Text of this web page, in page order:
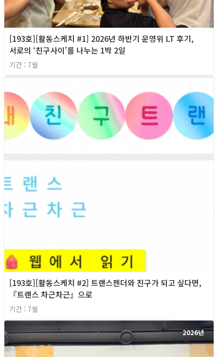
[193호][활동스케치 #1] 2026년 하반기 운영위 LT 후기,
서로의 ‘친구사이’를 나누는 1박 2일
기간 : 7월
[193호][활동스케치 #2] 트랜스젠더와 친구가 되고 싶다면,
『트랜스 차근차근』으로
기간 : 7월
2026년